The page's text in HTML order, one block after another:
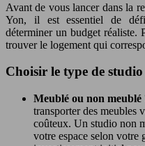
Avant de vous lancer dans la
Yon, il est essentiel de
déterminer un budget réaliste.
trouver le logement qui
Choisir le type de studio
Meublé ou non meublé
transporter des meubles
coûteux. Un studio non
votre espace selon votre